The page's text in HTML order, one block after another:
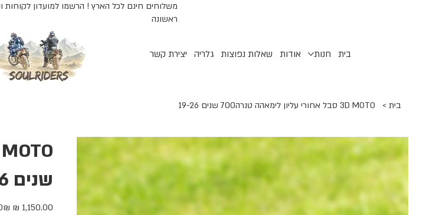
בית חנות אודות שאלות נפוצות גלריה יצירת קשר
ראשונה
בית > 3D MOTO סבל אחורי עליון לימאהה טנרה700 שנים 19-26
שנים 19-26
מחיר
מקורי ‏1,000.00 ‏₪